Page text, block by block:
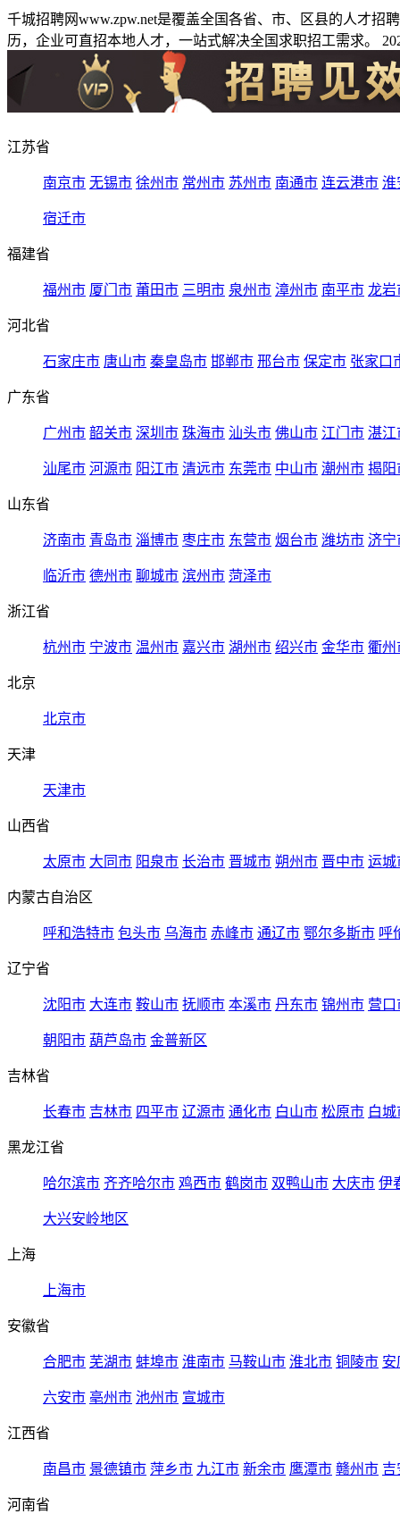
千城招聘网www.zpw.net是覆盖全国各省、市、区县的人才
历，企业可直招本地人才，一站式解决全国求职招工需求。
江苏省
南京市 无锡市 徐州市 常州市 苏州市 南通市 连云港市 淮
宿迁市
福建省
福州市 厦门市 莆田市 三明市 泉州市 漳州市 南平市 龙岩
河北省
石家庄市 唐山市 秦皇岛市 邯郸市 邢台市 保定市 张家口
广东省
广州市 韶关市 深圳市 珠海市 汕头市 佛山市 江门市 湛江
汕尾市 河源市 阳江市 清远市 东莞市 中山市 潮州市 揭阳
山东省
济南市 青岛市 淄博市 枣庄市 东营市 烟台市 潍坊市 济宁
临沂市 德州市 聊城市 滨州市 菏泽市
浙江省
杭州市 宁波市 温州市 嘉兴市 湖州市 绍兴市 金华市 衢州
北京
北京市
天津
天津市
山西省
太原市 大同市 阳泉市 长治市 晋城市 朔州市 晋中市 运城
内蒙古自治区
呼和浩特市 包头市 乌海市 赤峰市 通辽市 鄂尔多斯市 呼
辽宁省
沈阳市 大连市 鞍山市 抚顺市 本溪市 丹东市 锦州市 营口
朝阳市 葫芦岛市 金普新区
吉林省
长春市 吉林市 四平市 辽源市 通化市 白山市 松原市 白城
黑龙江省
哈尔滨市 齐齐哈尔市 鸡西市 鹤岗市 双鸭山市 大庆市 伊
大兴安岭地区
上海
上海市
安徽省
合肥市 芜湖市 蚌埠市 淮南市 马鞍山市 淮北市 铜陵市 安
六安市 亳州市 池州市 宣城市
江西省
南昌市 景德镇市 萍乡市 九江市 新余市 鹰潭市 赣州市 吉
河南省